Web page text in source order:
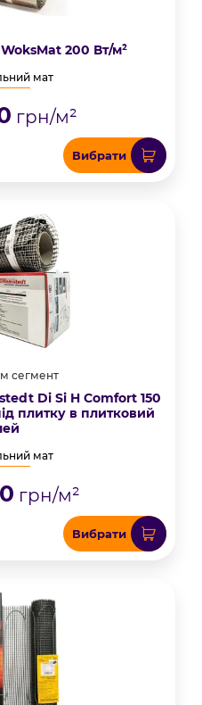
200 Вт/м²
мат
грн/м²
Вибрати
сегмент
Di Si H Comfort 150
плитку в плитковий
мат
грн/м²
Вибрати